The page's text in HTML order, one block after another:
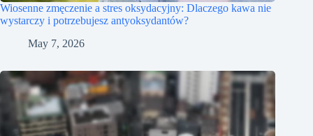
Wiosenne zmęczenie a stres oksydacyjny: Dlaczego kawa nie
wystarczy i potrzebujesz antyoksydantów?
May 7, 2026